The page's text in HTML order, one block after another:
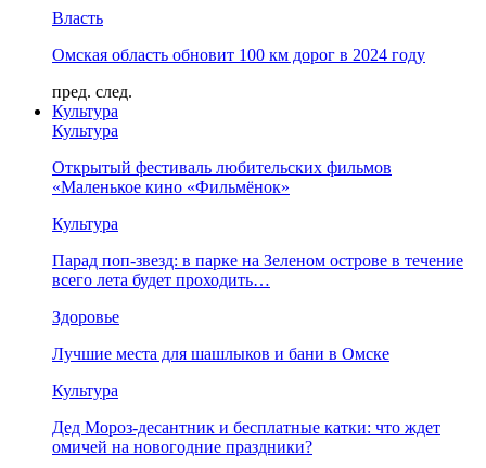
Власть
Омская область обновит 100 км дорог в 2024 году
пред. след.
Культура
Культура
Открытый фестиваль любительских фильмов
«Маленькое кино «Фильмёнок»
Культура
Парад поп-звезд: в парке на Зеленом острове в течение
всего лета будет проходить…
Здоровье
Лучшие места для шашлыков и бани в Омске
Культура
Дед Мороз-десантник и бесплатные катки: что ждет
омичей на новогодние праздники?